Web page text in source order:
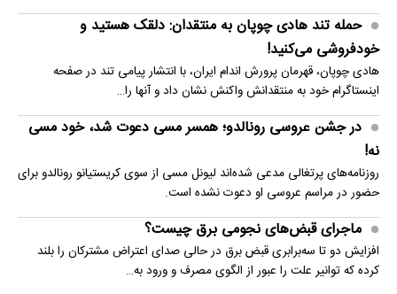
حمله تند هادی چوپان به منتقدان: دلقک هستید و
خودفروشی می‌کنید!
هادی چوپان، قهرمان پرورش اندام ایران، با انتشار پیامی تند در صفحه
اینستاگرام خود به منتقدانش واکنش نشان داد و آنها را…
در جشن عروسی رونالدو؛ همسر مسی دعوت شد، خود مسی
نه!
روزنامه‌های پرتغالی مدعی شده‌اند لیونل مسی از سوی کریستیانو رونالدو برای
حضور در مراسم عروسی او دعوت نشده است.
ماجرای قبض‌های نجومی برق چیست؟
افزایش دو تا سه‌برابری قبض برق در حالی صدای اعتراض مشترکان را بلند
کرده که توانیر علت را عبور از الگوی مصرف و ورود به…